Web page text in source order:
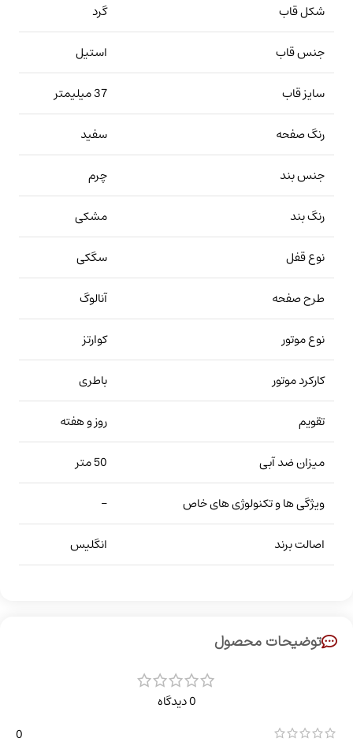
شکل قاب
گرد
جنس قاب
استیل
سایز قاب
37 میلیمتر
رنگ صفحه
سفید
جنس بند
چرم
رنگ بند
مشکی
نوع قفل
سگکی
طرح صفحه
آنالوگ
نوع موتور
کوارتز
کارکرد موتور
باطری
تقویم
روز و هفته
میزان ضد آبی
50 متر
ویژگی ها و تکنولوژی های خاص
–
اصالت برند
انگلیس
توضیحات محصول
0 دیدگاه
0